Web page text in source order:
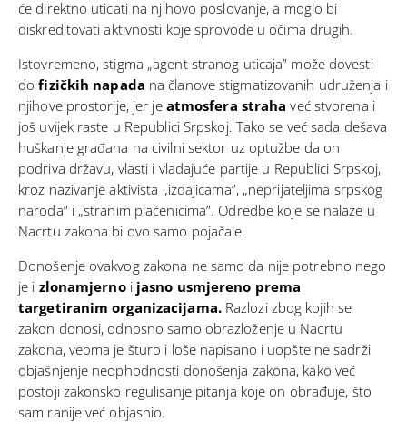
će direktno uticati na njihovo poslovanje, a moglo bi
diskreditovati aktivnosti koje sprovode u očima drugih.
Istovremeno, stigma „agent stranog uticaja” može dovesti
dofizičkih napada na članove stigmatizovanih udruženja i
njihove prostorije, jer je atmosfera straha već stvorena i
još uvijek raste u Republici Srpskoj. Tako se već sada dešava
huškanje građana na civilni sektor uz optužbe da on
podriva državu, vlasti i vladajuće partije u Republici Srpskoj,
kroz nazivanje aktivista „izdajicama”, „neprijateljima srpskog
naroda” i „stranim plaćenicima”. Odredbe koje se nalaze u
Nacrtu zakona bi ovo samo pojačale.
Donošenje ovakvog zakona ne samo da nije potrebno nego
je i zlonamjerno i jasno usmjereno prema
targetiranim organizacijama.Razlozi zbog kojih se
zakon donosi, odnosno samo obrazloženje u Nacrtu
zakona, veoma je šturo i loše napisano i uopšte ne sadrži
objašnjenje neophodnosti donošenja zakona, kako već
postoji zakonsko regulisanje pitanja koje on obrađuje, što
sam ranije već objasnio.